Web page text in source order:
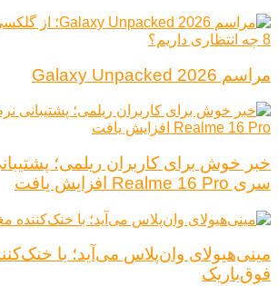
مراسم Galaxy Unpacked 2026
خبر خوش برای کاربران ریلمی؛
سری Realme 16 Pro افزایش یافت
مینی‌هیولای وان‌پلاس می‌آید؛ با
فوق‌باریک